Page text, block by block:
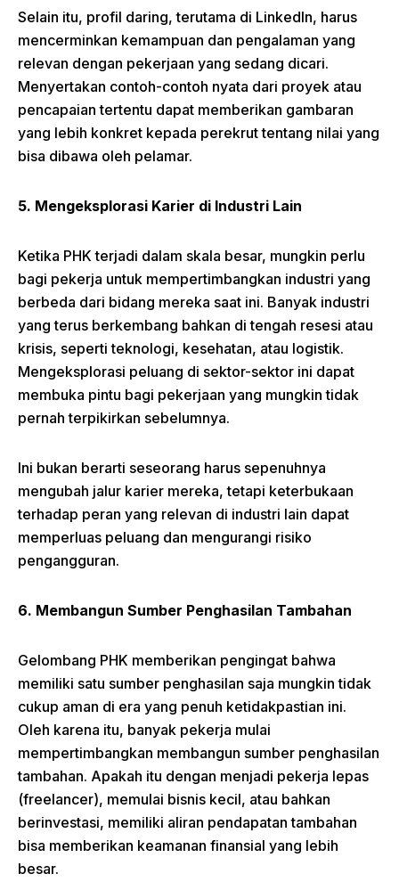
Selain itu, profil daring, terutama di LinkedIn, harus
mencerminkan kemampuan dan pengalaman yang
relevan dengan pekerjaan yang sedang dicari.
Menyertakan contoh-contoh nyata dari proyek atau
pencapaian tertentu dapat memberikan gambaran
yang lebih konkret kepada perekrut tentang nilai yang
bisa dibawa oleh pelamar.
5. Mengeksplorasi Karier di Industri Lain
Ketika PHK terjadi dalam skala besar, mungkin perlu
bagi pekerja untuk mempertimbangkan industri yang
berbeda dari bidang mereka saat ini. Banyak industri
yang terus berkembang bahkan di tengah resesi atau
krisis, seperti teknologi, kesehatan, atau logistik.
Mengeksplorasi peluang di sektor-sektor ini dapat
membuka pintu bagi pekerjaan yang mungkin tidak
pernah terpikirkan sebelumnya.
Ini bukan berarti seseorang harus sepenuhnya
mengubah jalur karier mereka, tetapi keterbukaan
terhadap peran yang relevan di industri lain dapat
memperluas peluang dan mengurangi risiko
pengangguran.
6. Membangun Sumber Penghasilan Tambahan
Gelombang PHK memberikan pengingat bahwa
memiliki satu sumber penghasilan saja mungkin tidak
cukup aman di era yang penuh ketidakpastian ini.
Oleh karena itu, banyak pekerja mulai
mempertimbangkan membangun sumber penghasilan
tambahan. Apakah itu dengan menjadi pekerja lepas
(freelancer), memulai bisnis kecil, atau bahkan
berinvestasi, memiliki aliran pendapatan tambahan
bisa memberikan keamanan finansial yang lebih
besar.